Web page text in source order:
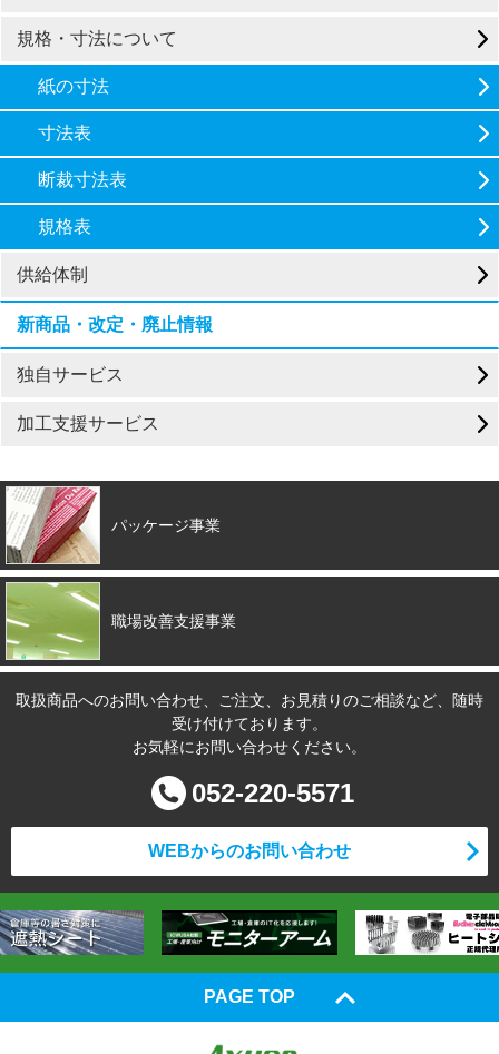
規格・寸法について
紙の寸法
寸法表
断裁寸法表
規格表
供給体制
新商品・改定・廃止情報
独自サービス
加工支援サービス
パッケージ事業
職場改善支援事業
取扱商品へのお問い合わせ、ご注文、お見積りのご相談など、随時
受け付けております。
お気軽にお問い合わせください。
052-220-5571
WEBからのお問い合わせ
PAGE TOP